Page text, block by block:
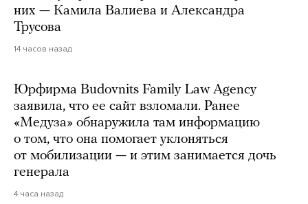
них — Камила Валиева и Александра
Трусова
14 часов назад
Юрфирма Budovnits Family Law Agency
заявила, что ее сайт взломали. Ранее
«Медуза» обнаружила там информацию
о том, что она помогает уклоняться
от мобилизации — и этим занимается дочь
генерала
4 часа назад